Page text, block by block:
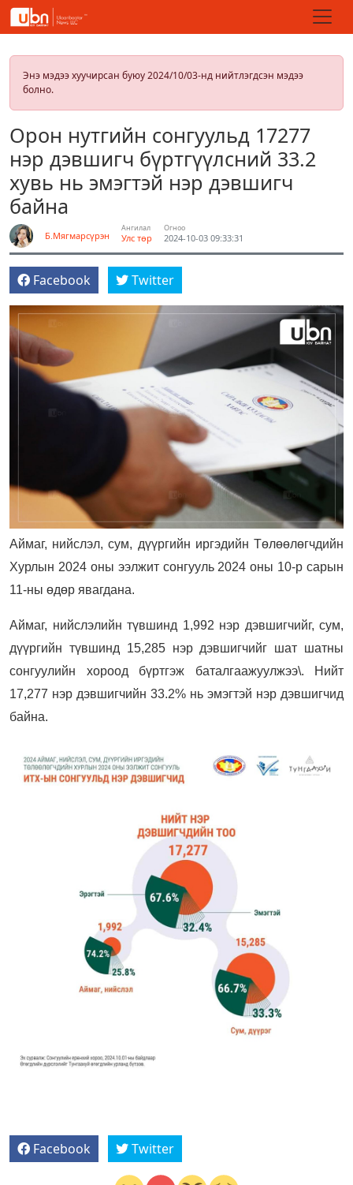
Энэ мэдээ хуучирсан буюу 2024/10/03-нд нийтлэгдсэн мэдээ
болно.
Орон нутгийн сонгуульд 17277
нэр дэвшигч бүртгүүлсний 33.2
хувь нь эмэгтэй нэр дэвшигч
байна
Б.Мягмарсүрэн
Ангилал
Улс төр
Огноо
2024-10-03 09:33:31
Facebook Twitter
Аймаг, нийслэл, сум, дүүргийн иргэдийн Төлөөлөгчдийн
Хурлын 2024 оны ээлжит сонгууль 2024 оны 10-р сарын
11-ны өдөр явагдана.
Аймаг, нийслэлийн түвшинд 1,992 нэр дэвшигчийг, сум,
дүүргийн түвшинд 15,285 нэр дэвшигчийг шат шатны
сонгуулийн хороод бүртгэж баталгаажуулжээ\. Нийт
17,277 нэр дэвшигчийн 33.2% нь эмэгтэй нэр дэвшигчид
байна.
Facebook Twitter